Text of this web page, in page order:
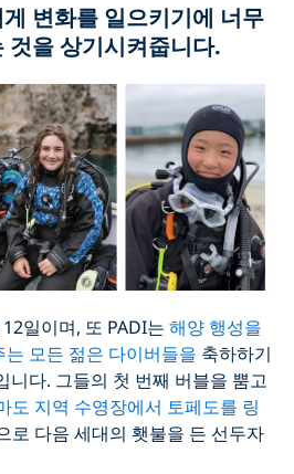
변화를 일으키기에 너무
것을 상기시켜줍니다.
일이며, 또 PADI는 해양 행성을
모든 젊은 다이버들을 축하하기
니다. 그들의 첫 번째 버블을 뿜고
도 지역 수영장에서 토페도를 링
로 다음 세대의 횃불을 든 선두자